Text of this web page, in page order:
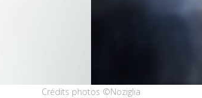
Crédits photos ©Noziglia